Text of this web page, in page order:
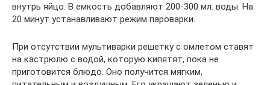
внутрь яйцо. В емкость добавляют 200-300 мл. воды. На
20 минут устанавливают режим пароварки.
При отсутствии мультиварки решетку с омлетом ставят
на кастрюлю с водой, которую кипятят, пока не
приготовится блюдо. Оно получится мягким,